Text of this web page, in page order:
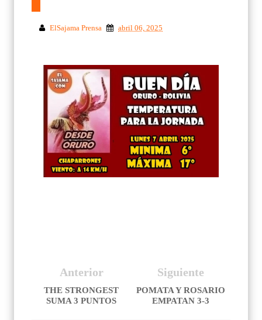
ElSajama Prensa abril 06, 2025
Siguiente
POMATA Y ROSARIO
EMPATAN 3-3
Anterior
THE STRONGEST
SUMA 3 PUNTOS